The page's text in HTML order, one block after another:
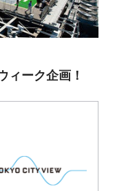
ィーク企画！